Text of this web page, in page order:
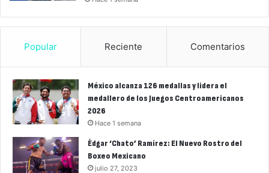
Popular Reciente Comentarios
México alcanza 126 medallas y lidera el
medallero de los Juegos Centroamericanos
2026
Hace 1 semana
Édgar ‘Chato’ Ramírez: El Nuevo Rostro del
Boxeo Mexicano
julio 27, 2023